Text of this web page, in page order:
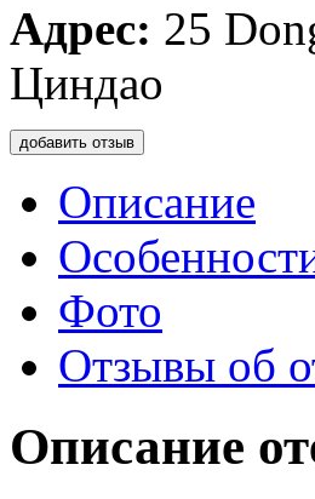
Адрес: 25
Циндао
добавить отзыв
Описание
Фото
Отзывы об
Описание